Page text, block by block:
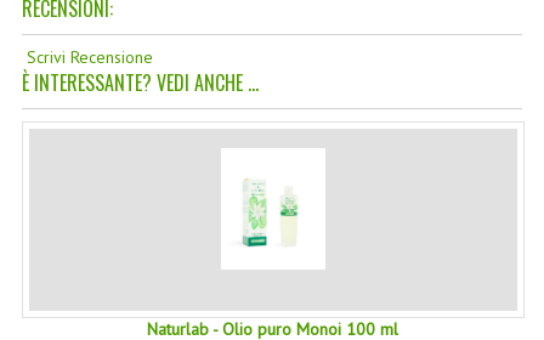
LINEA MONOI
LINEE DETERGENTI
OLI EUDERMICI LAVANTI
LINEE SOLARI
SOLARI MONOI
RECENSIONI:
Scrivi Recensione
È INTERESSANTE? VEDI ANCHE ...
Naturlab - Olio puro Monoi 100 ml